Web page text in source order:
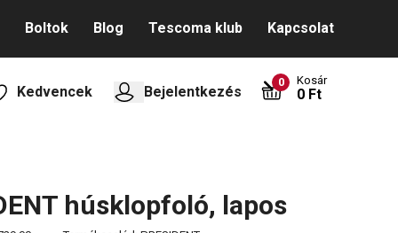
Boltok Blog Tescoma klub Kapcsolat
Kedvencek Bejelentkezés
0 Kosár
0 Ft
húsklopfoló, lapos